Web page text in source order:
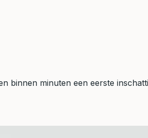
binnen minuten een eerste